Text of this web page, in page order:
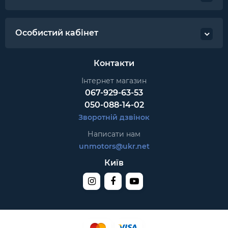
Особистий кабінет
Контакти
Інтернет магазин
067-929-63-53
050-088-14-02
Зворотній дзвінок
Написати нам
unmotors@ukr.net
Київ